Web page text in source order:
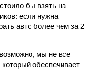
бы взять на
если нужна
авто более чем за 2
мы не все
обеспечивает